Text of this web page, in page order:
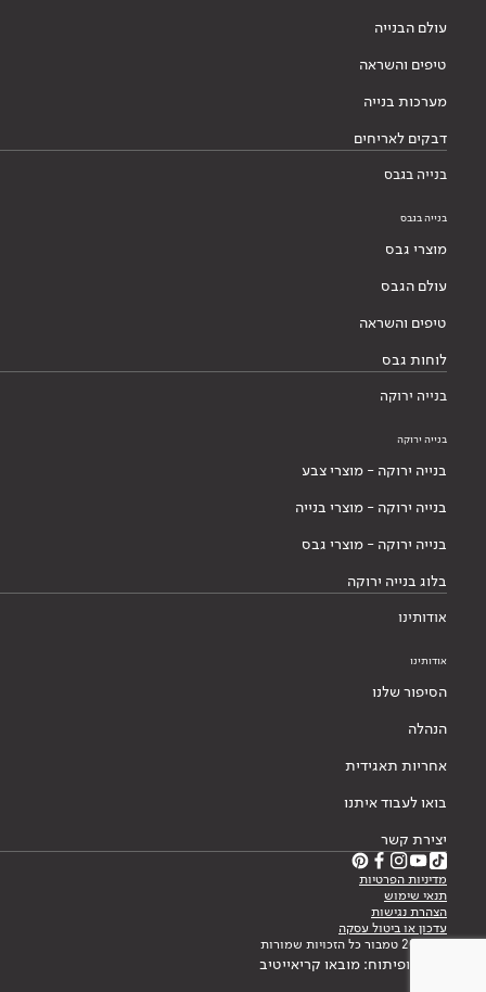
עולם הבנייה
טיפים והשראה
מערכות בנייה
דבקים לאריחים
בנייה בגבס
בנייה בגבס
מוצרי גבס
עולם הגבס
טיפים והשראה
לוחות גבס
בנייה ירוקה
בנייה ירוקה
בנייה ירוקה - מוצרי צבע
בנייה ירוקה - מוצרי בנייה
בנייה ירוקה - מוצרי גבס
בלוג בנייה ירוקה
אודותינו
אודותינו
הסיפור שלנו
הנהלה
אחריות תאגידית
בואו לעבוד איתנו
יצירת קשר
מדיניות הפרטיות
תנאי שימוש
הצהרת נגישות
עדכון או ביטול עסקה
© 2026 טמבור כל הזכויות שמורות
עיצוב ופיתוח: מובאו קריאייטיב